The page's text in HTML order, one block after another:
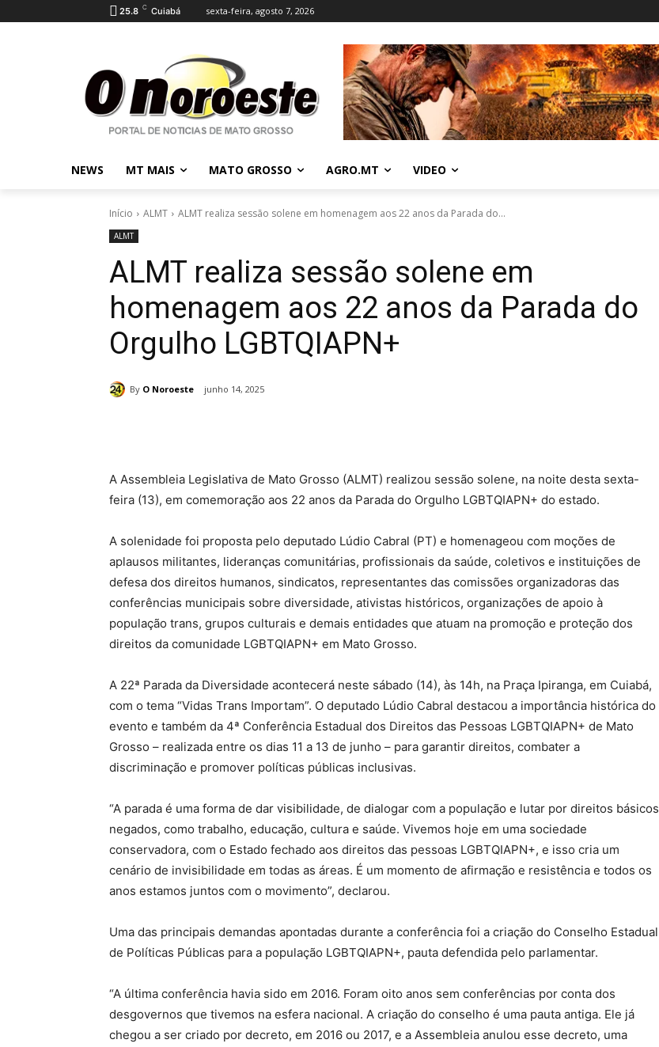
25.8 C Cuiabá sexta-feira, agosto 7, 2026
NEWS MT MAIS MATO GROSSO AGRO.MT VIDEO
Início ALMT ALMT realiza sessão solene em homenagem aos 22 anos da Parada do...
ALMT
ALMT realiza sessão solene em
homenagem aos 22 anos da Parada do
Orgulho LGBTQIAPN+
By O Noroeste junho 14, 2025
A Assembleia Legislativa de Mato Grosso (ALMT) realizou sessão solene, na noite desta sexta-
feira (13), em comemoração aos 22 anos da Parada do Orgulho LGBTQIAPN+ do estado.
A solenidade foi proposta pelo deputado Lúdio Cabral (PT) e homenageou com moções de
aplausos militantes, lideranças comunitárias, profissionais da saúde, coletivos e instituições de
defesa dos direitos humanos, sindicatos, representantes das comissões organizadoras das
conferências municipais sobre diversidade, ativistas históricos, organizações de apoio à
população trans, grupos culturais e demais entidades que atuam na promoção e proteção dos
direitos da comunidade LGBTQIAPN+ em Mato Grosso.
A 22ª Parada da Diversidade acontecerá neste sábado (14), às 14h, na Praça Ipiranga, em Cuiabá,
com o tema “Vidas Trans Importam”. O deputado Lúdio Cabral destacou a importância histórica do
evento e também da 4ª Conferência Estadual dos Direitos das Pessoas LGBTQIAPN+ de Mato
Grosso – realizada entre os dias 11 a 13 de junho – para garantir direitos, combater a
discriminação e promover políticas públicas inclusivas.
“A parada é uma forma de dar visibilidade, de dialogar com a população e lutar por direitos básicos
negados, como trabalho, educação, cultura e saúde. Vivemos hoje em uma sociedade
conservadora, com o Estado fechado aos direitos das pessoas LGBTQIAPN+, e isso cria um
cenário de invisibilidade em todas as áreas. É um momento de afirmação e resistência e todos os
anos estamos juntos com o movimento”, declarou.
Uma das principais demandas apontadas durante a conferência foi a criação do Conselho Estadual
de Políticas Públicas para a população LGBTQIAPN+, pauta defendida pelo parlamentar.
“A última conferência havia sido em 2016. Foram oito anos sem conferências por conta dos
desgovernos que tivemos na esfera nacional. A criação do conselho é uma pauta antiga. Ele já
chegou a ser criado por decreto, em 2016 ou 2017, e a Assembleia anulou esse decreto, uma